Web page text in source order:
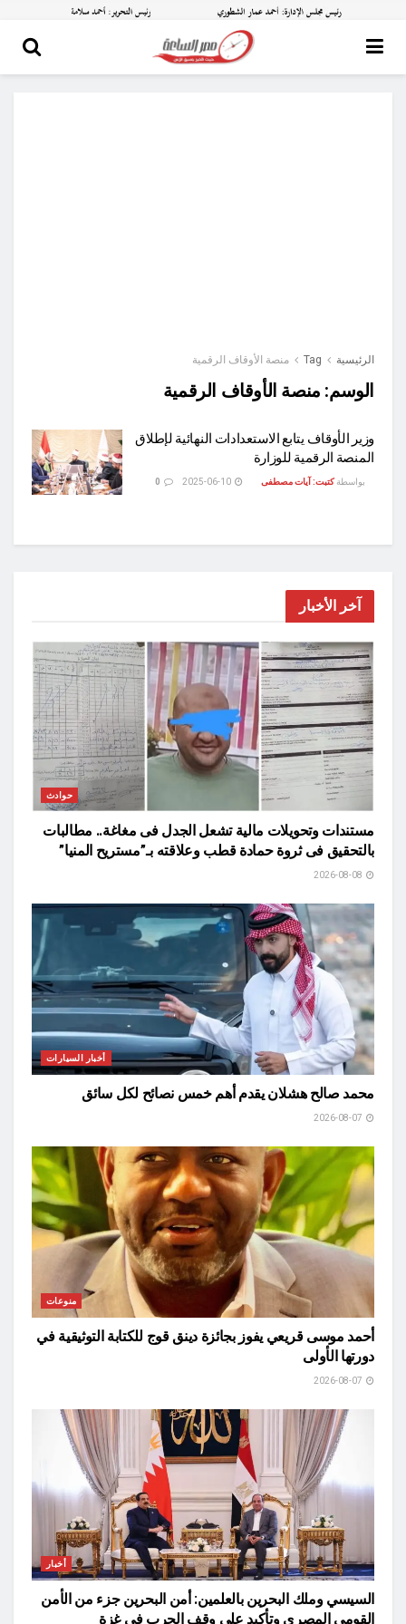
الرئيسية Tag منصة الأوقاف الرقمية
الوسم: منصة الأوقاف الرقمية
وزير الأوقاف يتابع الاستعدادات النهائية لإطلاق
المنصة الرقمية للوزارة
بواسطة كتبت: آيات مصطفى
آخر الأخبار
حوادث
مستندات وتحويلات مالية تشعل الجدل فى مغاغة.. مطالبات
بالتحقيق فى ثروة حمادة قطب وعلاقته بـ”مستريح المنيا”
أخبار السيارات
محمد صالح هشلان يقدم أهم خمس نصائح لكل سائق
منوعات
أحمد موسى قريعي يفوز بجائزة دينق قوج للكتابة التوثيقية في
دورتها الأولى
أخبار
السيسي وملك البحرين بالعلمين: أمن البحرين جزء من الأمن
القومي المصري وتأكيد على وقف الحرب في غزة